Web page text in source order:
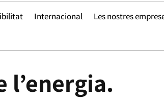
Internacional
Les nostres
l’energia.